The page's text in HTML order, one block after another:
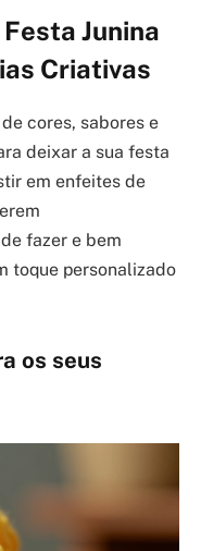
Junina
Criativas
cores, sabores e
deixar a sua festa
em enfeites de
fazer e bem
toque personalizado
os seus